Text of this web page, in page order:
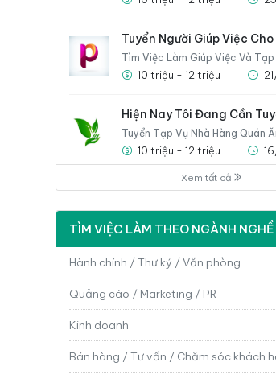
Tìm Việc Làm Giúp Việc Và Tạp
10 triệu - 12 triệu
Tuyển Tạp Vụ Nhà Hàng Quán
10 triệu - 12 triệu
Công Ty Cung Cấp Người Làm
10 triệu - 12 triệu
Xem tất cả
TÌM VIỆC LÀM THEO NGÀNH NGHỀ
Hành chính / Thư ký / Văn phòng
Quảng cáo / Marketing / PR
Kinh doanh
Bán hàng / Tư vấn / Chăm sóc khách